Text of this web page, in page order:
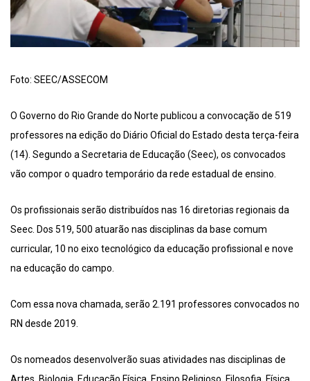
Foto: SEEC/ASSECOM
O Governo do Rio Grande do Norte publicou a convocação de 519
professores na edição do Diário Oficial do Estado desta terça-feira
(14). Segundo a Secretaria de Educação (Seec), os convocados
vão compor o quadro temporário da rede estadual de ensino.
Os profissionais serão distribuídos nas 16 diretorias regionais da
Seec. Dos 519, 500 atuarão nas disciplinas da base comum
curricular, 10 no eixo tecnológico da educação profissional e nove
na educação do campo.
Com essa nova chamada, serão 2.191 professores convocados no
RN desde 2019.
Os nomeados desenvolverão suas atividades nas disciplinas de